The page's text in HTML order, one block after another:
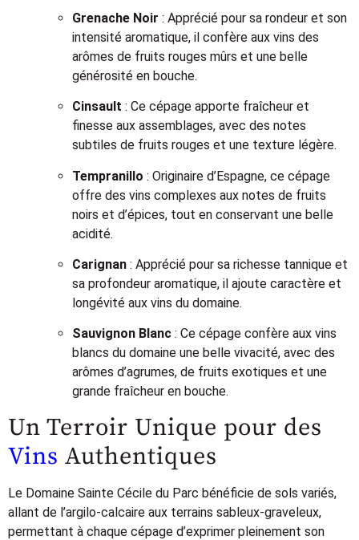
Grenache Noir : Apprécié pour sa rondeur et son
intensité aromatique, il confère aux vins des
arômes de fruits rouges mûrs et une belle
générosité en bouche.
Cinsault : Ce cépage apporte fraîcheur et
finesse aux assemblages, avec des notes
subtiles de fruits rouges et une texture légère.
Tempranillo : Originaire d’Espagne, ce cépage
offre des vins complexes aux notes de fruits
noirs et d’épices, tout en conservant une belle
acidité.
Carignan : Apprécié pour sa richesse tannique et
sa profondeur aromatique, il ajoute caractère et
longévité aux vins du domaine.
Sauvignon Blanc : Ce cépage confère aux vins
blancs du domaine une belle vivacité, avec des
arômes d’agrumes, de fruits exotiques et une
grande fraîcheur en bouche.
Un Terroir Unique pour des
Vins Authentiques
Le Domaine Sainte Cécile du Parc bénéficie de sols variés,
allant de l’argilo-calcaire aux terrains sableux-graveleux,
permettant à chaque cépage d’exprimer pleinement son